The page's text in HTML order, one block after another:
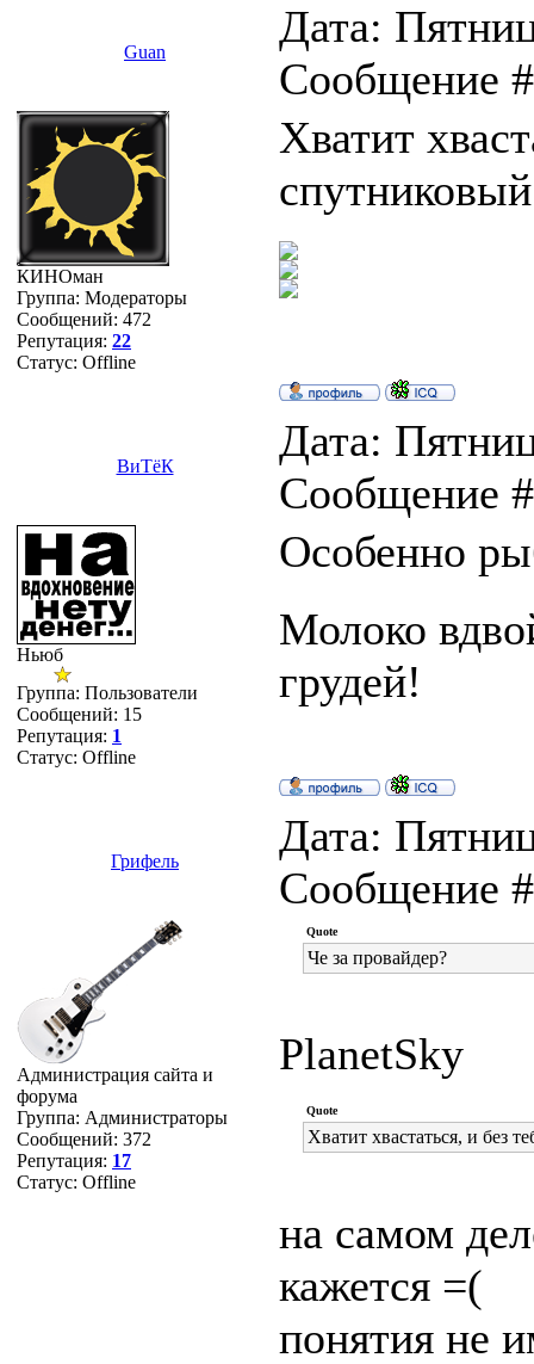
Guan
Дата:
Сообщение
КИНОман
Группа: Модераторы
Сообщений: 472
Репутация: 22
Статус: Offline
Хватит
ВиТёК
Дата:
Сообщение
Ньюб
Группа: Пользователи
Сообщений: 15
Репутация: 1
Статус: Offline
Особенно
Молоко
грудей!
Грифель
Дата:
Сообщение
Администрация сайта и
форума
Группа: Администраторы
Сообщений: 372
Репутация: 17
Статус: Offline
Quote
Че за провайдер?
PlanetSky
Quote
Хватит хвастаться, и без
на самом
кажется =(
понятия не